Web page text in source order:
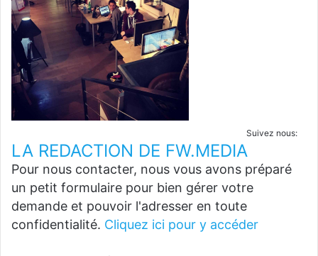
Suivez nous:
LA REDACTION DE FW.MEDIA
Pour nous contacter, nous vous avons préparé
un petit formulaire pour bien gérer votre
demande et pouvoir l'adresser en toute
confidentialité. Cliquez ici pour y accéder